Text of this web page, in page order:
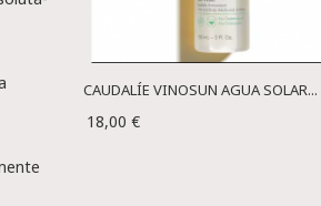
CAUDALÍE VINOSUN AGUA SOLAR...
18,00 €